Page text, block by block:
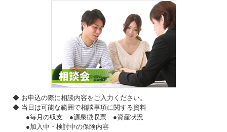
◆ お申込の際に相談内容をご入力ください。
◆ 当日は可能な範囲で相談事項に関する資料
●毎月の収支 ●源泉徴収票 ●資産状況
●加入中・検討中の保険内容